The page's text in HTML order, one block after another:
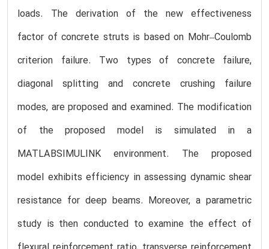
loads. The derivation of the new effectiveness
factor of concrete struts is based on Mohr–Coulomb
criterion failure. Two types of concrete failure,
diagonal splitting and concrete crushing failure
modes, are proposed and examined. The modification
of the proposed model is simulated in a
MATLABSIMULINK environment. The proposed
model exhibits efficiency in assessing dynamic shear
resistance for deep beams. Moreover, a parametric
study is then conducted to examine the effect of